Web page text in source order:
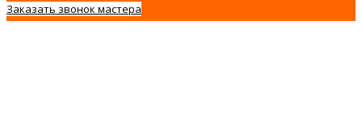
Заказать звонок мастера